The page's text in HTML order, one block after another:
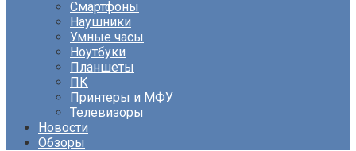
Смартфоны
Наушники
Умные часы
Ноутбуки
Планшеты
ПК
Принтеры и МФУ
Телевизоры
Новости
Обзоры